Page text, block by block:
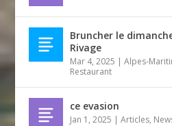
Bruncher le
Rivage
Mar 4, 2025 |Alpes-
Restaurant
ce evasion
Jan 1, 2025 |Articles,